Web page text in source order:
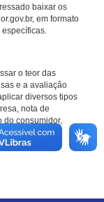
baixar os
em formato
o teor das
e a avaliação
diversos tipos
nota de
do consumidor,